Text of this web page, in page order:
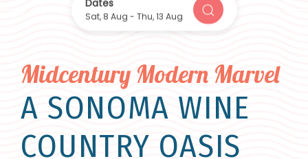
Dates
Sat, 8 Aug - Thu, 13 Aug CHECK AVAILABILITY
Midcentury Modern Marvel
A SONOMA WINE
COUNTRY OASIS